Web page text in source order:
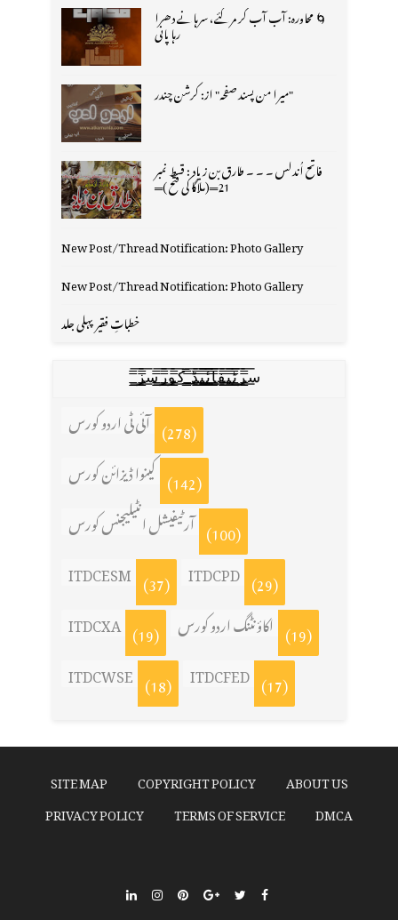
🌀 محاورہ: آب آب کر مر گئے، سرہانے دھرا
رہا پانی
"میرا من پسند صفحہ" از: کرشن چندر
فاتح اُندلس ۔ ۔ ۔ طارق بن زیاد : قسط نمبر
21═(ملاگا کی فتح )═
New Post/Thread Notification: Photo Gallery
New Post/Thread Notification: Photo Gallery
خطباتِ فقیر پہلی جلد
س̳̿͟͞ر̳̿͟͞ٹ̳̿͟͞ی̳̿͟͞ف̳̿͟͞ا̳̿͟͞ي̳̳̿ٔ̿͟͟͞͞ی̳̿͟͞ڈ̳̿͟͞ ̳̿͟͞ک̳̿͟͞و̳̿͟͞ر̳̿͟͞س̳̿͟͞ز̳̿͟͞
آئی ٹی اردو کورس (278)
کینوا ڈیزائن کورس (142)
آرٹیفیشل انٹیلیجنس کورس (100)
ITDCESM (37) ITDCPD (29)
ITDCXA (19) اکاؤنٹنگ اردو کورس (19)
ITDCWSE (18) ITDCFED (17)
ABOUT US
COPYRIGHT POLICY
SITE MAP
DMCA
TERMS OF SERVICE
PRIVACY POLICY